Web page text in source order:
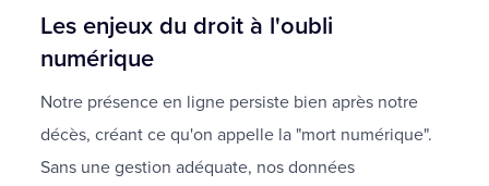
Les enjeux du droit à l'oubli
numérique
Notre présence en ligne persiste bien après notre
décès, créant ce qu'on appelle la "mort numérique".
Sans une gestion adéquate, nos données